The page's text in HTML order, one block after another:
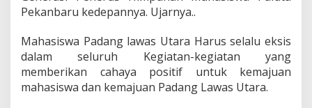
a
p
l
u
t
a
-
Pekanbaru kedepannya. Ujarnya..
Mahasiswa Padang lawas Utara Harus selalu eksis
dalam seluruh Kegiatan-kegiatan yang
memberikan cahaya positif untuk kemajuan
mahasiswa dan kemajuan Padang Lawas Utara.